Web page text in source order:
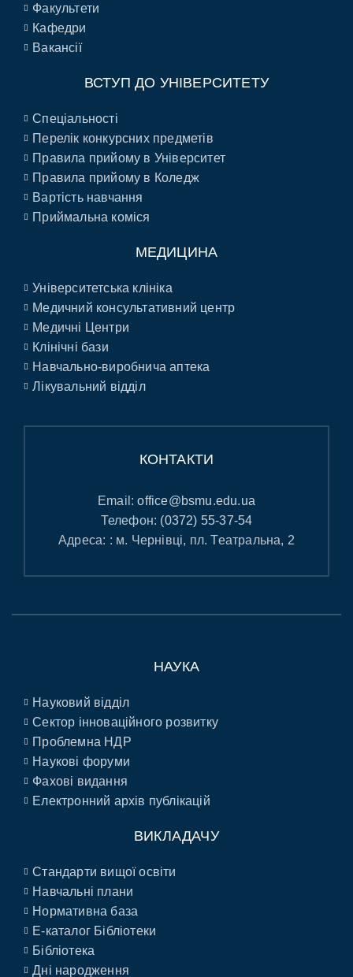
Факультети
Кафедри
Вакансії
ВСТУП ДО УНІВЕРСИТЕТУ
Спеціальності
Перелік конкурсних предметів
Правила прийому в Університет
Правила прийому в Коледж
Вартість навчання
Приймальна коміся
МЕДИЦИНА
Університетська клініка
Медичний консультативний центр
Медичні Центри
Клінічні бази
Навчально-виробнича аптека
Лікувальний відділ
КОНТАКТИ
Email:office@bsmu.edu.ua
Телефон: (0372) 55-37-54
Адреса: : м. Чернівці, пл. Театральна, 2
НАУКА
Науковий відділ
Сектор інноваційного розвитку
Проблемна НДР
Наукові форуми
Фахові видання
Електронний архів публікацій
ВИКЛАДАЧУ
Стандарти вищої освіти
Навчальні плани
Нормативна база
E-каталог Бібліотеки
Бібліотека
Дні народження